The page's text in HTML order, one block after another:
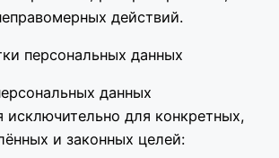
действий.
персональных данных
данных
исключительно для конкретных,
и законных целей: